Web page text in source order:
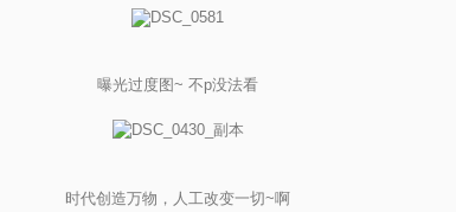
曝光过度图~ 不p没法看
时代创造万物，人工改变一切~啊